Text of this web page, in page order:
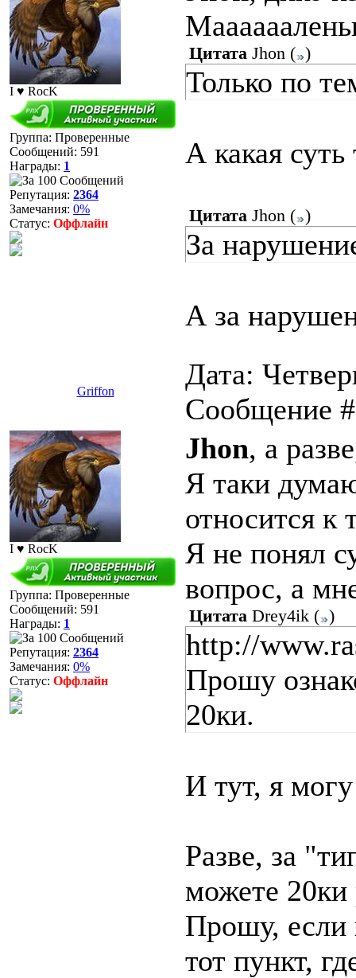
I ♥ RocK
Группа: Проверенные
Сообщений: 591
Награды: 1
Репутация: 2364
Замечания: 0%
Статус: Оффлайн
Цитата Jhon ( )
Только по
А какая
Цитата Jhon ( )
За
А за
Griffon
Дата:
Сообщение
I ♥ RocK
Группа: Проверенные
Сообщений: 591
Награды: 1
Репутация: 2364
Замечания: 0%
Статус: Оффлайн
Jhon, а
Я таки
относится к
Я не понял
вопрос, а
Цитата Drey4ik ( )
http://
Прошу
20ки.
И тут, я
Разве, за
можете 20ки
Прошу, если
тот пункт,